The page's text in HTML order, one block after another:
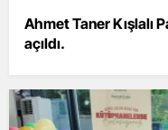
Ahmet Taner Kışlalı
açıldı.